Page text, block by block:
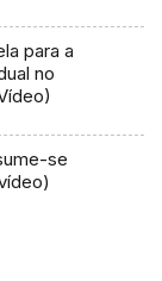
para a
no
se